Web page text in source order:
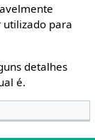
utilizado para
detalhes
é.